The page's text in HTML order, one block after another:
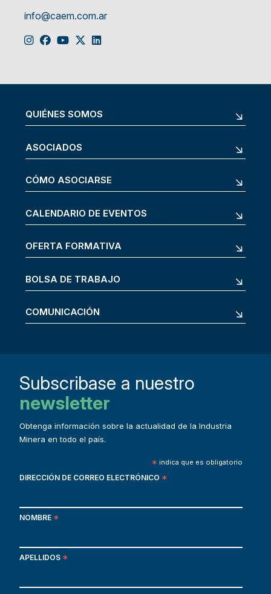
info@caem.com.ar
QUIÉNES SOMOS
ASOCIADOS
CÓMO ASOCIARSE
CALENDARIO DE EVENTOS
OFERTA FORMATIVA
BOLSA DE TRABAJO
COMUNICACIÓN
Subscribase a nuestro
newsletter
Obtenga información sobre la actualidad de la Industria
Minera en todo el país.
* indica que es obligatorio
DIRECCIÓN DE CORREO ELECTRÓNICO *
NOMBRE *
APELLIDOS *